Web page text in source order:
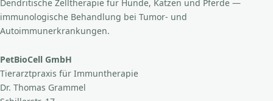
Dendritische Zelltherapie für Hunde, Katzen und Pferde —
immunologische Behandlung bei Tumor- und
Autoimmunerkrankungen.
PetBioCell GmbH
Tierarztpraxis für Immuntherapie
Dr. Thomas Grammel